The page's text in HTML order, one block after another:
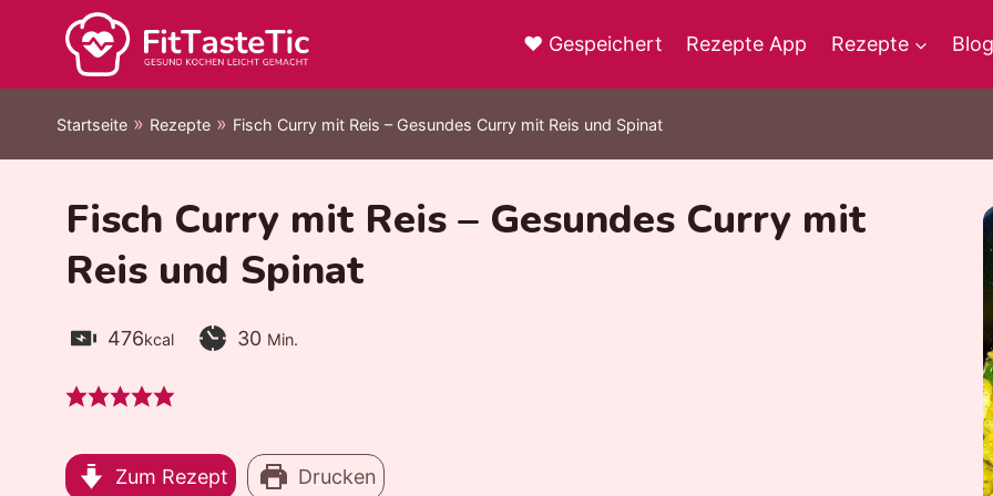
springen
♥ Gespeichert Rezepte App Rezepte
Startseite » Rezepte » Fisch Curry mit Reis – Gesundes Curry mit Reis und Spinat
Fisch Curry mit Reis – Gesundes Curry mit
Reis und Spinat
Kalorien:
476kcal Zubereitungszeit:
30Minuten
Min.
Zum Rezept Drucken